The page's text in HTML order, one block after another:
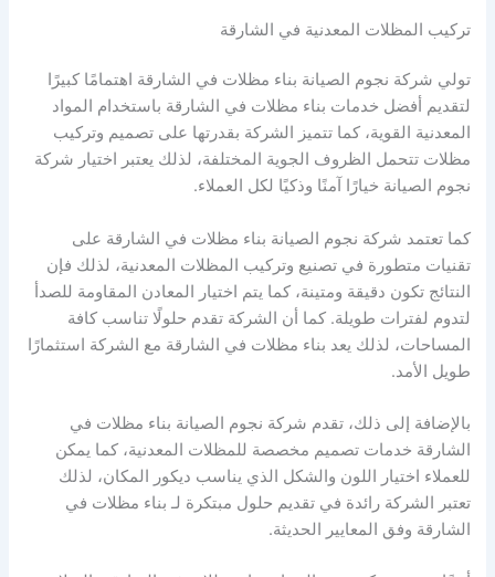
تركيب المظلات المعدنية في الشارقة
تولي شركة نجوم الصيانة بناء مظلات في الشارقة اهتمامًا كبيرًا
لتقديم أفضل خدمات بناء مظلات في الشارقة باستخدام المواد
المعدنية القوية، كما تتميز الشركة بقدرتها على تصميم وتركيب
مظلات تتحمل الظروف الجوية المختلفة، لذلك يعتبر اختيار شركة
نجوم الصيانة خيارًا آمنًا وذكيًا لكل العملاء.
كما تعتمد شركة نجوم الصيانة بناء مظلات في الشارقة على
تقنيات متطورة في تصنيع وتركيب المظلات المعدنية، لذلك فإن
النتائج تكون دقيقة ومتينة، كما يتم اختيار المعادن المقاومة للصدأ
لتدوم لفترات طويلة. كما أن الشركة تقدم حلولًا تناسب كافة
المساحات، لذلك يعد بناء مظلات في الشارقة مع الشركة استثمارًا
طويل الأمد.
بالإضافة إلى ذلك، تقدم شركة نجوم الصيانة بناء مظلات في
الشارقة خدمات تصميم مخصصة للمظلات المعدنية، كما يمكن
للعملاء اختيار اللون والشكل الذي يناسب ديكور المكان، لذلك
تعتبر الشركة رائدة في تقديم حلول مبتكرة لـ بناء مظلات في
الشارقة وفق المعايير الحديثة.